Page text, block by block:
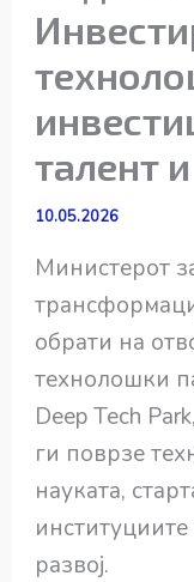
талент
10.05.2026
Министерот
обрати на
технолошки
Deep Tech
ги поврзе
науката,
развој.